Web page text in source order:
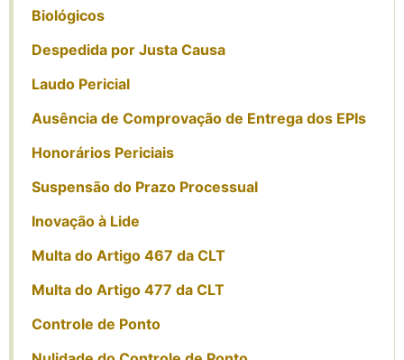
Biológicos
Despedida por Justa Causa
Laudo Pericial
Ausência de Comprovação de Entrega dos EPIs
Honorários Periciais
Suspensão do Prazo Processual
Inovação à Lide
Multa do Artigo 467 da CLT
Multa do Artigo 477 da CLT
Controle de Ponto